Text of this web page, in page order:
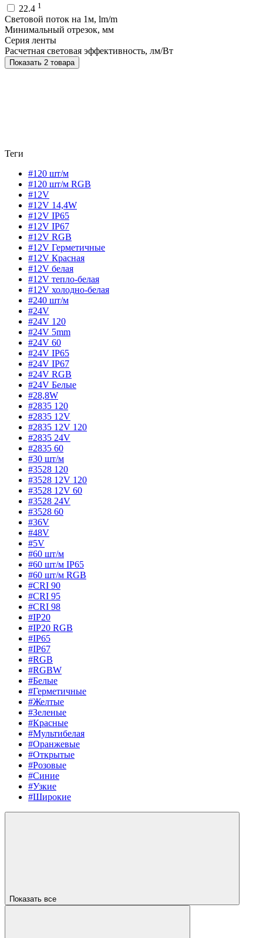
22.4 1
Световой поток на 1м, lm/m
Минимальный отрезок, мм
Серия ленты
Расчетная световая эффективность, лм/Вт
Показать 2 товара
Теги
#120 шт/м
#120 шт/м RGB
#12V
#12V 14,4W
#12V IP65
#12V IP67
#12V RGB
#12V Герметичные
#12V Красная
#12V белая
#12V тепло-белая
#12V холодно-белая
#240 шт/м
#24V
#24V 120
#24V 5mm
#24V 60
#24V IP65
#24V IP67
#24V RGB
#24V Белые
#28,8W
#2835 120
#2835 12V
#2835 12V 120
#2835 24V
#2835 60
#30 шт/м
#3528 120
#3528 12V 120
#3528 12V 60
#3528 24V
#3528 60
#36V
#48V
#5V
#60 шт/м
#60 шт/м IP65
#60 шт/м RGB
#CRI 90
#CRI 95
#CRI 98
#IP20
#IP20 RGB
#IP65
#IP67
#RGB
#RGBW
#Белые
#Герметичные
#Желтые
#Зеленые
#Красные
#Мультибелая
#Оранжевые
#Открытые
#Розовые
#Синие
#Узкие
#Широкие
Показать все